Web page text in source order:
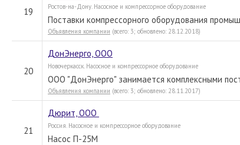
19 Ростов-на-Дону. Насосное и компрессорное оборудование
Поставки компрессорного оборудования
Объявления компании (всего: 3; обновлено: 28.12.2018)
20
ДонЭнерго, ООО
Новочеркасск. Насосное и компрессорное оборудование
ООО "ДонЭнерго" занимается комплексными
Объявления компании (всего: 3; обновлено: 28.11.2017)
21
Дюрит, ООО
Россия. Насосное и компрессорное оборудование
Насос П-25М